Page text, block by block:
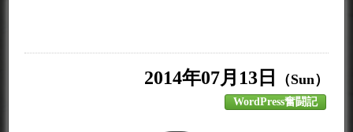
2014年07月13日 （Sun）
WordPress奮闘記